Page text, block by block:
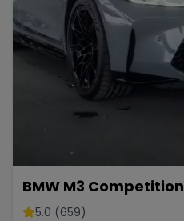
BMW M3 Competition
5.0 (659)